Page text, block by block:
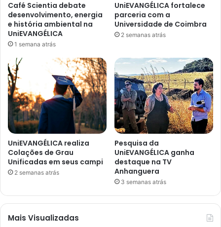
Café Scientia debate
desenvolvimento, energia
e história ambiental na
UniEVANGÉLICA
1 semana atrás
UniEVANGÉLICA fortalece
parceria com a
Universidade de Coimbra
2 semanas atrás
UniEVANGÉLICA realiza
Colações de Grau
Unificadas em seus campi
2 semanas atrás
Pesquisa da
UniEVANGÉLICA ganha
destaque na TV
Anhanguera
3 semanas atrás
Mais Visualizadas